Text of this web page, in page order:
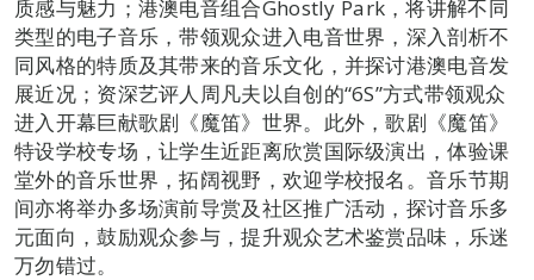
质感与魅力；港澳电音组合Ghostly Park，将讲解不同
类型的电子音乐，带领观众进入电音世界，深入剖析不
同风格的特质及其带来的音乐文化，并探讨港澳电音发
展近况；资深艺评人周凡夫以自创的“6S”方式带领观众
进入开幕巨献歌剧《魔笛》世界。此外，歌剧《魔笛》
特设学校专场，让学生近距离欣赏国际级演出，体验课
堂外的音乐世界，拓阔视野，欢迎学校报名。音乐节期
间亦将举办多场演前导赏及社区推广活动，探讨音乐多
元面向，鼓励观众参与，提升观众艺术鉴赏品味，乐迷
万勿错过。